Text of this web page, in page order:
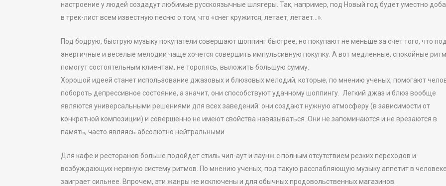
настроение у людей создадут любимые русскоязычные шлягеры. Так, например, под Новый год будет уместно
в трек-лист всем известную песню о том, что «снег кружится, летает, летает…».
Под бодрую, быструю музыку покупатели совершают шоппинг быстрее, но покупают не меньше за счет того, что под
энергичные и веселые мелодии чаще хочется совершить импульсивную покупку. А вот медленные, спокойные
помогут состоятельным клиентам, не торопясь, выложить большую сумму.
Хорошой идеей станет использование джазовых и блюзовых мелодий, которые, по мнению ученых, помогают
побороть депрессивное состояние, а значит, они способствуют удачному шоппингу. Легкий джаз и блюз вообще
являются универсальными решениями для всех заведений: они создают нужную атмосферу (в зависимости от
конкретной композиции) и совершенно не имеют свойства навязываться. Они не запоминаются и не врезаются в
память, часто являясь абсолютно нейтральными.
Для кафе и ресторанов больше подойдет стиль чил-аут и лаунж с полным отсутствием резких переходов и
возбуждающих нервную систему ритмов. По мнению ученых, под такую расслабляющую музыку аппетит в человеке
заиграет сильнее. Впрочем, эти жанры не исключены и для обычных продовольственных магазинов.